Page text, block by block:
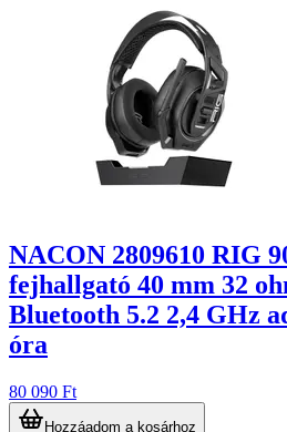
NACON 2809610 RIG
fejhallgató 40 mm 32
Bluetooth 5.2 2,4 GHz
óra
80 090 Ft
Hozzáadom a kosárhoz